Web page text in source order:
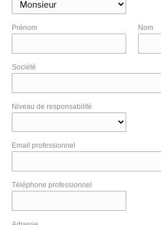
Prénom Nom
Société
Niveau de responsabilité
Email professionnel
Téléphone professionnel